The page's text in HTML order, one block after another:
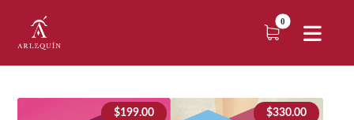
$199.00 $330.00